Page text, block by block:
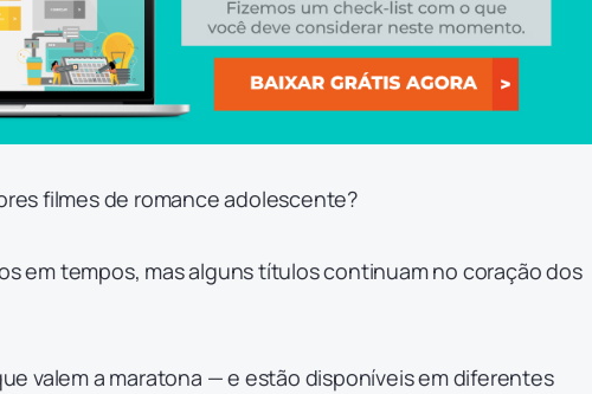
filmes de romance adolescente?
em tempos, mas alguns títulos continuam no coração dos
valem a maratona — e estão disponíveis em diferentes